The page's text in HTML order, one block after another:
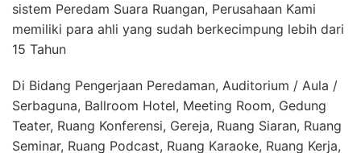
sistem Peredam Suara Ruangan, Perusahaan Kami
memiliki para ahli yang sudah berkecimpung lebih dari
15 Tahun
Di Bidang Pengerjaan Peredaman, Auditorium / Aula /
Serbaguna, Ballroom Hotel, Meeting Room, Gedung
Teater, Ruang Konferensi, Gereja, Ruang Siaran, Ruang
Seminar, Ruang Podcast, Ruang Karaoke, Ruang Kerja,